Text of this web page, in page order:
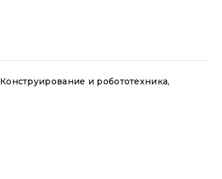
Конструирование и робототехника,